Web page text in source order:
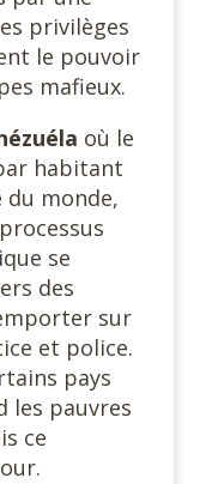
privilèges
le pouvoir
mafieux.
où le
habitant
du monde,
se
des
sur
et police.
pays
les pauvres
ce